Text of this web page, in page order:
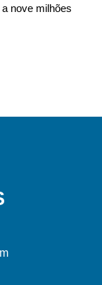
nove milhões